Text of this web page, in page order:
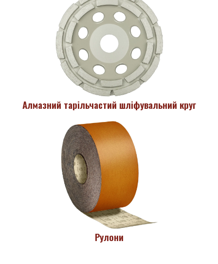
Алмазний тарільчастий шліфувальний круг
Рулони